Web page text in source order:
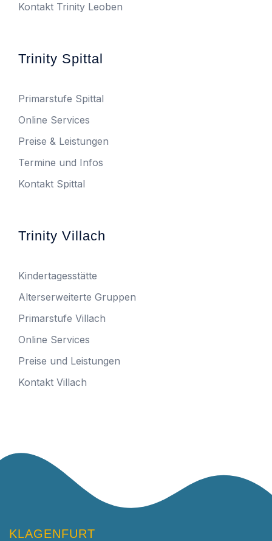
Kontakt Trinity Leoben
Trinity Spittal
Primarstufe Spittal
Online Services
Preise & Leistungen
Termine und Infos
Kontakt Spittal
Trinity Villach
Kindertagesstätte
Alterserweiterte Gruppen
Primarstufe Villach
Online Services
Preise und Leistungen
Kontakt Villach
KLAGENFURT